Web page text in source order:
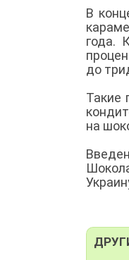
В
года.
до
Такие
на